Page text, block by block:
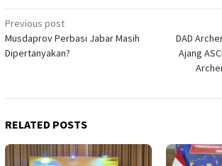
Post
navigation
Previous post
Musdaprov Perbasi Jabar Masih
Dipertanyakan?
DAD
Ajang
RELATED POSTS